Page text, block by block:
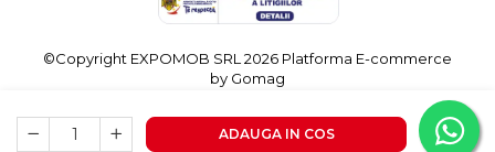
ADAUGA IN COS
©Copyright EXPOMOB SRL 2026 Platforma E-commerce
by Gomag